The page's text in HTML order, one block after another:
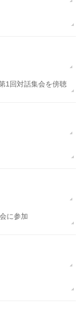
1回対話集会を傍聴
に参加